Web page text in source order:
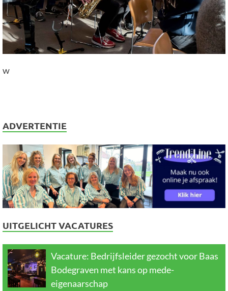
w
ADVERTENTIE
UITGELICHT VACATURES
Vacature: Bedrijfsleider gezocht voor Baas
Bodegraven met kans op mede-
eigenaarschap